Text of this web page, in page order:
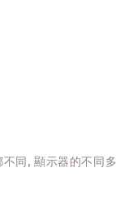
同, 顯示器的不同